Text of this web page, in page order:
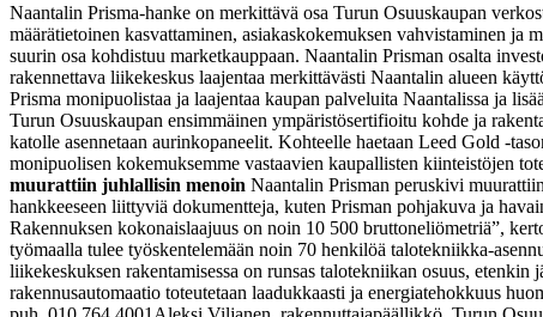
Naantalin Prisma-hanke on merkittävä osa Turun Osuuskaupan
määrätietoinen kasvattaminen, asiakaskokemuksen vahvistaminen ja
suurin osa kohdistuu marketkauppaan. Naantalin Prisman osalta
rakennettava liikekeskus laajentaa merkittävästi Naantalin alueen
Prisma monipuolistaa ja laajentaa kaupan palveluita Naantalissa ja
Turun Osuuskaupan ensimmäinen ympäristösertifioitu kohde ja
katolle asennetaan aurinkopaneelit. Kohteelle haetaan Leed Gold -
monipuolisen kokemuksemme vastaavien kaupallisten kiinteistöjen
muurattiin juhlallisin menoin Naantalin Prisman peruskivi
hankkeeseen liittyviä dokumentteja, kuten Prisman pohjakuva ja
Rakennuksen kokonaislaajuus on noin 10 500 bruttoneliömetriä”,
työmaalla tulee työskentelemään noin 70 henkilöä talotekniikka-
liikekeskuksen rakentamisessa on runsas talotekniikan osuus, etenkin
rakennusautomaatio toteutetaan laadukkaasti ja energiatehokkuus